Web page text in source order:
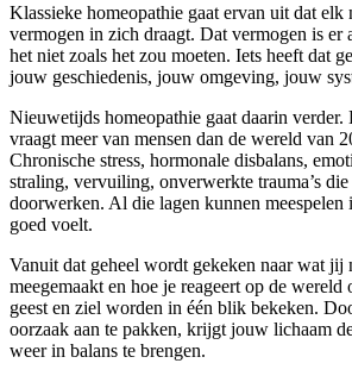
Klassieke homeopathie gaat ervan uit dat elk
vermogen in zich draagt. Dat vermogen is er
het niet zoals het zou moeten. Iets heeft dat
jouw geschiedenis, jouw omgeving, jouw
Nieuwetijds homeopathie gaat daarin verder.
vraagt meer van mensen dan de wereld van
Chronische stress, hormonale disbalans,
straling, vervuiling, onverwerkte trauma’s die
doorwerken. Al die lagen kunnen
goed voelt.
Vanuit dat geheel wordt gekeken naar wat jij
meegemaakt en hoe je reageert op de wereld
geest en ziel worden in één blik bekeken.
oorzaak aan te pakken, krijgt jouw lichaam
weer in balans te brengen.